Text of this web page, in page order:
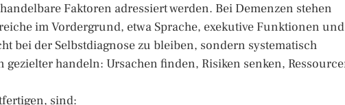
Faktoren adressiert werden. Bei Demenzen stehen
im Vordergrund, etwa Sprache, exekutive Funktionen und
bei der Selbstdiagnose zu bleiben, sondern systematisch
gezielter handeln: Ursachen finden, Risiken senken,
sind: